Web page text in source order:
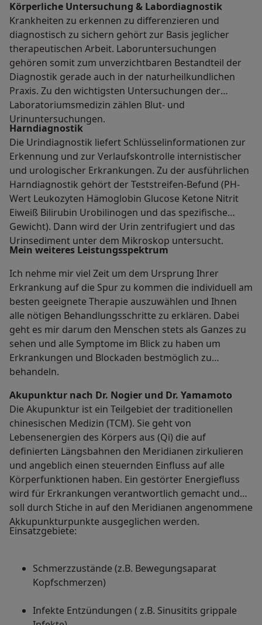
Körperliche Untersuchung & Labordiagnostik
Krankheiten zu erkennen zu differenzieren und
diagnostisch zu sichern gehört zur Basis jeglicher
therapeutischen Arbeit. Laboruntersuchungen
gehören somit zum unverzichtbaren Bestandteil der
Diagnostik gerade auch in der naturheilkundlichen
Praxis. Zu den wichtigsten Untersuchungen der
Laboratoriumsmedizin zählen Blut- und
Urinuntersuchungen.
Harndiagnostik
Die Urindiagnostik liefert Schlüsselinformationen zur
Erkennung und zur Verlaufskontrolle internistischer
und urologischer Erkrankungen. Zu der ausführlichen
Harndiagnostik gehört der Teststreifen-Befund (PH-
Wert Leukozyten Hämoglobin Glucose Ketone Nitrit
Eiweiß Bilirubin Urobilinogen und das spezifische
Gewicht). Dann wird der Urin zentrifugiert und das
Urinsediment unter dem Mikroskop untersucht.
Mein weiteres Leistungs­spektrum
Ich nehme mir viel Zeit um dem Ursprung Ihrer
Erkrankung auf die Spur zu kommen die individuell am
besten geeignete Therapie auszuwählen und Ihnen
alle nötigen Behandlungsschritte zu erklären. Dabei
geht es mir darum den Menschen stets als Ganzes zu
sehen und alle Symptome im Blick zu haben um
Erkrankungen und Blockaden bestmöglich zu
behandeln.
Akupunktur nach Dr. Nogier und Dr. Yamamoto
Die Akupunktur ist ein Teilgebiet der traditionellen
chinesischen Medizin (TCM). Sie geht von
Lebensenergien des Körpers aus (Qi) die auf
definierten Längsbahnen den Meridianen zirkulieren
und angeblich einen steuernden Einfluss auf alle
Körperfunktionen haben. Ein gestörter Energiefluss
wird für Erkrankungen verantwortlich gemacht und
soll durch Stiche in auf den Meridianen angenommene
Akkupunkturpunkte ausgeglichen werden.
Einsatzgebiete:
Schmerzzustände (z.B. Bewegungsaparat
Kopfschmerzen)
Infekte Entzündungen ( z.B. Sinusitits grippale